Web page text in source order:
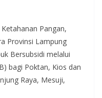
Pangan,
Provinsi Lampung
Bersubsidi melalui
bagi Poktan, Kios dan
Raya, Mesuji,